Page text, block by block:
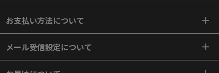
お支払い方法について
メール受信設定について